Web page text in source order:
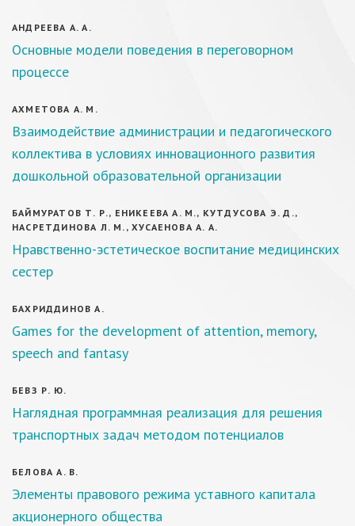
АНДРЕЕВА А. А.
Основные модели поведения в переговорном
процессе
АХМЕТОВА А. М.
Взаимодействие администрации и педагогического
коллектива в условиях инновационного развития
дошкольной образовательной организации
БАЙМУРАТОВ Т. Р., ЕНИКЕЕВА А. М., КУТДУСОВА Э. Д.,
НАСРЕТДИНОВА Л. М., ХУСАЕНОВА А. А.
Нравственно-эстетическое воспитание медицинских
сестер
БАХРИДДИНОВ А.
Games for the development of attention, memory,
speech and fantasy
БЕВЗ Р. Ю.
Наглядная программная реализация для решения
транспортных задач методом потенциалов
БЕЛОВА А. В.
Элементы правового режима уставного капитала
акционерного общества